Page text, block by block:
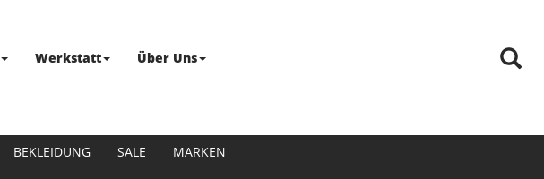
Werkstatt Über Uns
BEKLEIDUNG SALE MARKEN